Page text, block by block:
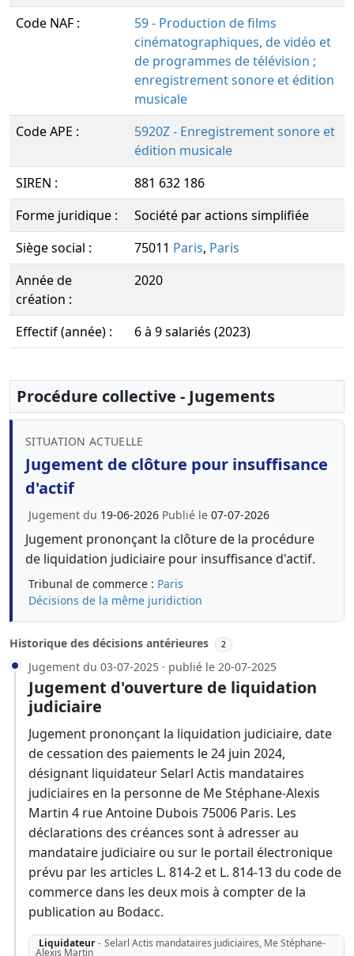
Code NAF :
59 - Production de films
cinématographiques, de vidéo et
de programmes de télévision ;
enregistrement sonore et édition
musicale
Code APE :
5920Z - Enregistrement sonore et
édition musicale
SIREN :
881 632 186
Forme juridique :
Société par actions simplifiée
Siège social :
75011 Paris, Paris
Année de
création :
2020
Effectif (année) : 6 à 9 salariés (2023)
Procédure collective - Jugements
SITUATION ACTUELLE
Jugement de clôture pour insuffisance
d'actif
Jugement du 19-06-2026 Publié le 07-07-2026
Jugement prononçant la clôture de la procédure
de liquidation judiciaire pour insuffisance d'actif.
Tribunal de commerce : Paris
Décisions de la même juridiction
Historique des décisions antérieures 2
Jugement du 03-07-2025 · publié le 20-07-2025
Jugement d'ouverture de liquidation
judiciaire
Jugement prononçant la liquidation judiciaire, date
de cessation des paiements le 24 juin 2024,
désignant liquidateur Selarl Actis mandataires
judiciaires en la personne de Me Stéphane-Alexis
Martin 4 rue Antoine Dubois 75006 Paris. Les
déclarations des créances sont à adresser au
mandataire judiciaire ou sur le portail électronique
prévu par les articles L. 814-2 et L. 814-13 du code de
commerce dans les deux mois à compter de la
publication au Bodacc.
Liquidateur - Selarl Actis mandataires judiciaires, Me Stéphane-
Alexis Martin